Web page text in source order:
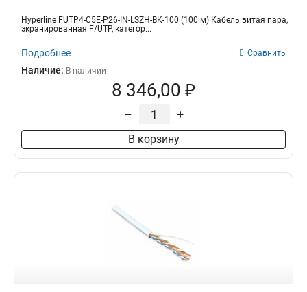
Hyperline FUTP4-C5E-P26-IN-LSZH-BK-100 (100 м) Кабель витая пара,
экранированная F/UTP, категор...
Подробнее Сравнить
Наличие: В наличии
8 346,00 ₽
– +
В корзину